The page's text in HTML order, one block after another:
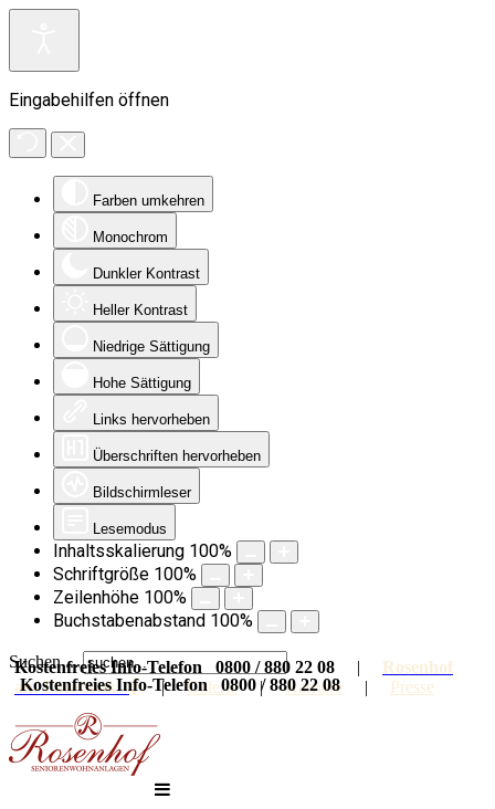
Eingabehilfen öffnen
Farben umkehren
Monochrom
Dunkler Kontrast
Heller Kontrast
Niedrige Sättigung
Hohe Sättigung
Links hervorheben
Überschriften hervorheben
Bildschirmleser
Lesemodus
Inhaltsskalierung 100%
Schriftgröße 100%
Zeilenhöhe 100%
Buchstabenabstand 100%
Suchen ...
Kostenfreies Info-Telefon 0800 / 880 22 08 | Rosenhof
auf Facebook
|Galerie|Karriere | Presse
Kostenfreies Info-Telefon 0800 / 880 22 08